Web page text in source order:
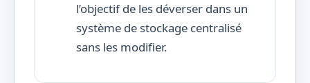
l’objectif de les déverser dans un
système de stockage centralisé
sans les modifier.